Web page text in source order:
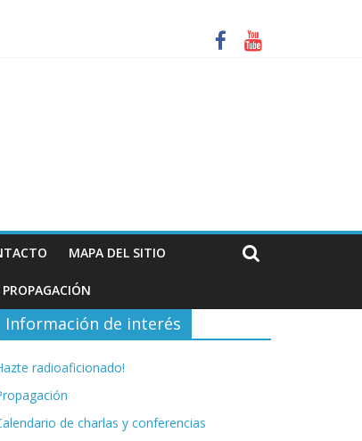
MAPA DEL SITIO
Información de interés
radioaficionado!
de charlas y conferencias